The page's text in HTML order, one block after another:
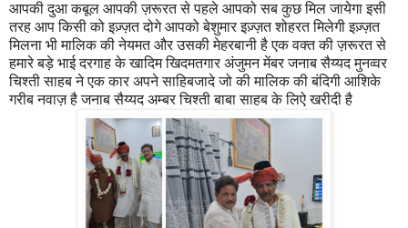
आपकी दुआ कबूल आपकी ज़रूरत से पहले आपको सब कुछ मिल जायेगा इसी
तरह आप किसी को इज़्ज़त दोगे आपको बेशुमार इज़्ज़त शोहरत मिलेगी इज़्ज़त
मिलना भी मालिक की नेयमत और उसकी मेहरबानी है एक वक्त की ज़रूरत से
हमारे बड़े भाई दरगाह के खादिम खिदमतगार अंजुमन मेंबर जनाब सैय्यद मुनव्वर
चिश्ती साहब ने एक कार अपने साहिबजादे जो की मालिक की बंदिगी आशिके
गरीब नवाज़ है जनाब सैय्यद अम्बर चिश्ती बाबा साहब के लिऐ खरीदी है